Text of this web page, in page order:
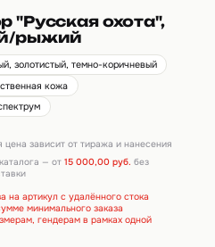
"Русская охота",
рыжий
золотистый, темно-коричневый
кожа
цена зависит от тиража и нанесения
— от 15 000,00 руб. без
артикул с удалённого стока
минимального заказа
гендерам в рамках одной